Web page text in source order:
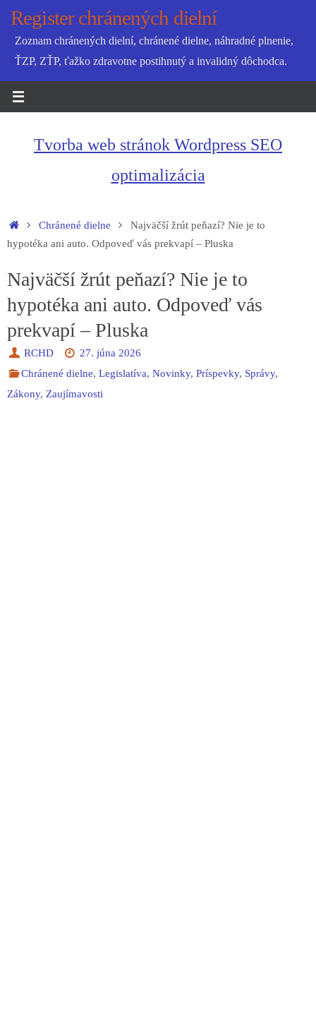
SkipRegister chránených dielní
Zoznam chránených dielní, chránené dielne, náhradné plnenie,
ŤZP, ZŤP, ťažko zdravotne postihnutý a invalidný dôchodca.
Tvorba web stránok Wordpress SEO
optimalizácia
HomeChránené dielne
Najväčší žrút peňazí? Nie je to
hypotéka ani auto. Odpoveď vás prekvapí – Pluska
Najväčší žrút peňazí? Nie je to
hypotéka ani auto. Odpoveď vás
prekvapí – Pluska
RCHD
27. júna 2026
Chránené dielne,Legislatíva,Novinky,Príspevky, Správy,
Zákony, Zaujímavosti